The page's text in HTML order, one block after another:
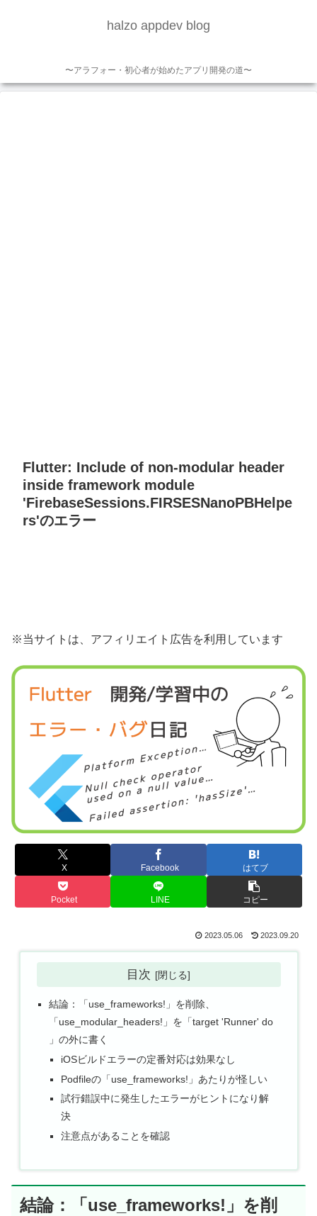
halzo appdev blog
〜アラフォー・初心者が始めたアプリ開発の道〜
Flutter: Include of non-modular header
inside framework module
'FirebaseSessions.FIRSESNanoPBHelpe
rs'のエラー
※当サイトは、アフィリエイト広告を利用しています
X Facebook はてブ
Pocket LINE コピー
2023.05.06 2023.09.20
目次
結論：「use_frameworks!」を削除、
「use_modular_headers!」を「target 'Runner' do
」の外に書く
iOSビルドエラーの定番対応は効果なし
Podfileの「use_frameworks!」あたりが怪しい
試行錯誤中に発生したエラーがヒントになり解
決
注意点があることを確認
結論：「use_frameworks!」を削